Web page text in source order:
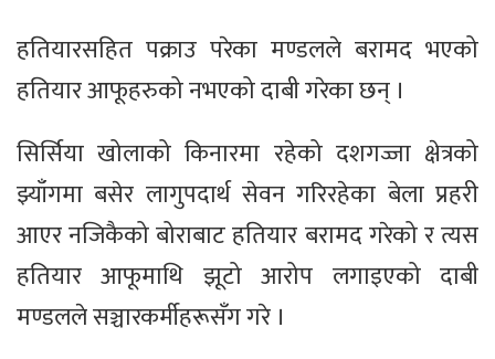
हतियारसहित पक्राउ परेका मण्डलले बरामद भएको
हतियार आफूहरुको नभएको दाबी गरेका छन् ।
सिर्सिया खोलाको किनारमा रहेको दशगज्जा क्षेत्रको
झ्याँगमा बसेर लागुपदार्थ सेवन गरिरहेका बेला प्रहरी
आएर नजिकैको बोराबाट हतियार बरामद गरेको र त्यस
हतियार आफूमाथि झूटो आरोप लगाइएको दाबी
मण्डलले सञ्चारकर्मीहरूसँग गरे ।